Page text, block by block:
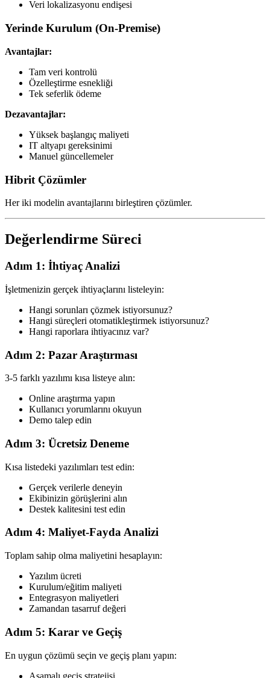
Veri lokalizasyonu endişesi
Yerinde Kurulum (On-Premise)
Avantajlar:
Tam veri kontrolü
Özelleştirme esnekliği
Tek seferlik ödeme
Dezavantajlar:
Yüksek başlangıç maliyeti
IT altyapı gereksinimi
Manuel güncellemeler
Hibrit Çözümler
Her iki modelin avantajlarını birleştiren çözümler.
Değerlendirme Süreci
Adım 1: İhtiyaç Analizi
İşletmenizin gerçek ihtiyaçlarını listeleyin:
Hangi sorunları çözmek istiyorsunuz?
Hangi süreçleri otomatikleştirmek istiyorsunuz?
Hangi raporlara ihtiyacınız var?
Adım 2: Pazar Araştırması
3-5 farklı yazılımı kısa listeye alın:
Online araştırma yapın
Kullanıcı yorumlarını okuyun
Demo talep edin
Adım 3: Ücretsiz Deneme
Kısa listedeki yazılımları test edin:
Gerçek verilerle deneyin
Ekibinizin görüşlerini alın
Destek kalitesini test edin
Adım 4: Maliyet-Fayda Analizi
Toplam sahip olma maliyetini hesaplayın:
Yazılım ücreti
Kurulum/eğitim maliyeti
Entegrasyon maliyetleri
Zamandan tasarruf değeri
Adım 5: Karar ve Geçiş
En uygun çözümü seçin ve geçiş planı yapın:
Aşamalı geçiş stratejisi